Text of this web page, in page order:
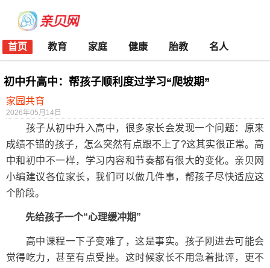
首页 教育 家庭 健康 胎教 名人
初中升高中：帮孩子顺利度过学习“爬坡期”
家园共育
2026年05月14日
孩子从初中升入高中，很多家长会发现一个问题：原来
成绩不错的孩子，怎么突然有点跟不上了?这其实很正常。高
中和初中不一样，学习内容和节奏都有很大的变化。亲贝网
小编建议各位家长，我们可以做几件事，帮孩子尽快适应这
个阶段。
先给孩子一个“心理缓冲期”
高中课程一下子变难了，这是事实。孩子刚进去可能会
觉得吃力，甚至有点受挫。这时候家长不用急着批评，更不